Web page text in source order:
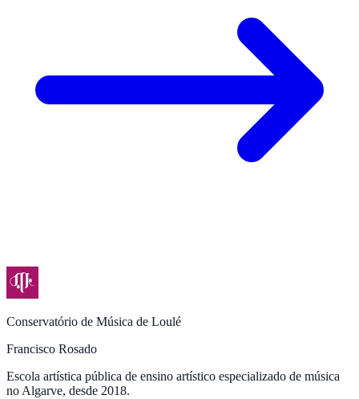
Conservatório de Música de Loulé
Francisco Rosado
Escola artística pública de ensino artístico especializado de música
no Algarve, desde 2018.